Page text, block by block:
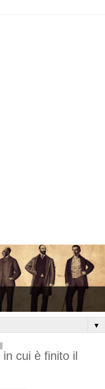
▼
cui è finito il